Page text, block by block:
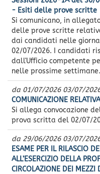
- Esiti delle prove scritte
Si comunicano, in
delle prove scritte
dai candidati nelle
02/07/2026. I candidati
dall'Ufficio competente
nelle prossime settimane.
da 01/07/2026 03/07/
COMUNICAZIONE
Si allega convocazione
prova scritta del 02/07/
da 29/06/2026 03/07/
ESAME PER IL RILASCIO
ALL’ESERCIZIO DELLA
CIRCOLAZIONE DEI